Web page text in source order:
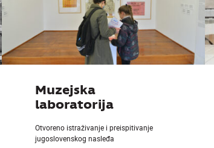
Muzejska
laboratorija
Otvoreno istraživanje i preispitivanje
jugoslovenskog nasleđa